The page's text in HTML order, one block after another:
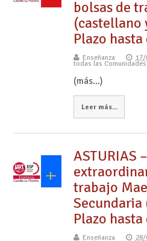
bolsas de
(castellano
Plazo
Enseñanza
todas las Comunidades
(más…)
Leer más...
ASTURIAS
trabajo
Secundaria
Plazo
Enseñanza